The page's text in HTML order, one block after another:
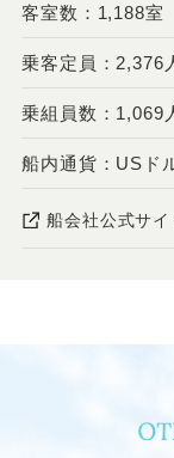
客室数：1,188室
乗客定員：2,376
乗組員数：1,069
船内通貨：USド
船会社公式サイ